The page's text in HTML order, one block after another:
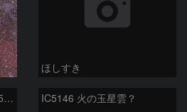
ほしすき
夜空は宝石箱(まゆ星雲 IC5146) Seestar50 IC5146 火の玉星雲？